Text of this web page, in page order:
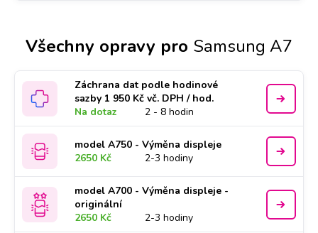
Všechny opravy pro Samsung A7
Záchrana dat podle hodinové
sazby 1 950 Kč vč. DPH / hod.
Na dotaz
2 - 8 hodin
model A750 - Výměna displeje
2650 Kč
2-3 hodiny
model A700 - Výměna displeje -
originální
2650 Kč
2-3 hodiny